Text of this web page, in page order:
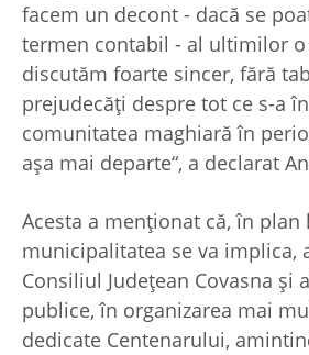
facem un decont - dacă se
termen contabil - al ultimilor o
discutăm foarte sincer, fără
prejudecăţi despre tot ce s-a
comunitatea maghiară în
aşa mai departe“, a declarat
Acesta a menţionat că, în plan
municipalitatea se va implica,
Consiliul Judeţean Covasna şi
publice, în organizarea mai
dedicate Centenarului,